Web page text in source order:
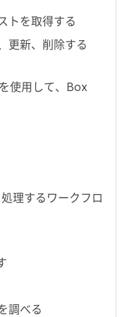
トを取得する
更新、削除する
使用して、 Box
理するワークフロ
調べる